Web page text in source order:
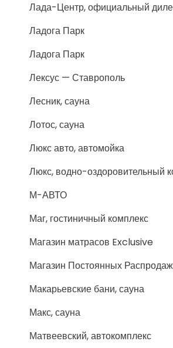
Лада-Центр, официальный
Ладога Парк
Ладога Парк
Лексус — Ставрополь
Лесник, сауна
Лотос, сауна
Люкс авто, автомойка
Люкс, водно-оздоровительный
М-АВТО
Маг, гостиничный комплекс
Магазин матрасов Exclusive
Магазин Постоянных Распродаж
Макарьевские бани, сауна
Макс, сауна
Матвеевский, автокомплекс